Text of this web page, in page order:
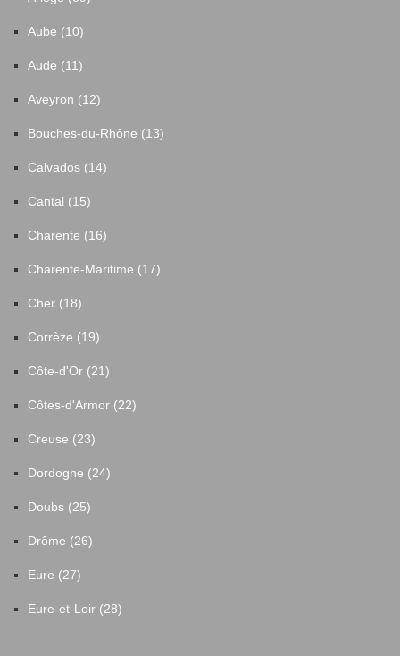
Aube (10)
Aude (11)
Aveyron (12)
Bouches-du-Rhône (13)
Calvados (14)
Cantal (15)
Charente (16)
Charente-Maritime (17)
Cher (18)
Corrèze (19)
Côte-d'Or (21)
Côtes-d'Armor (22)
Creuse (23)
Dordogne (24)
Doubs (25)
Drôme (26)
Eure (27)
Eure-et-Loir (28)